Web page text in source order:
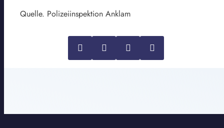
Quelle. Polizeiinspektion Anklam